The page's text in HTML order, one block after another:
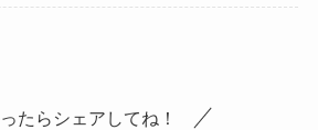
たらシェアしてね！